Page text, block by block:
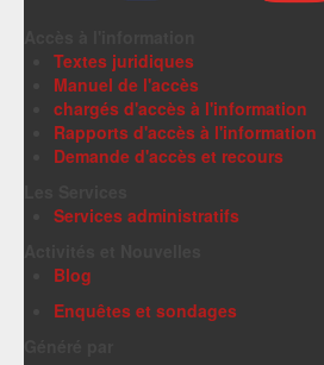
Textes juridiques
Manuel de l'accès
chargés d'accès à l'information
Rapports d'accès à l'information
Demande d'accès et recours
Services administratifs
Blog
Enquêtes et sondages